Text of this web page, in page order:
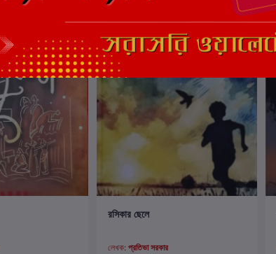
রসিকার ছেলে
লেখক: প্রতিভা সরকার